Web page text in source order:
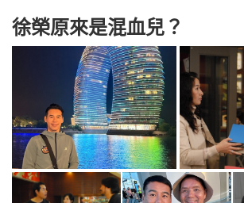
徐榮原來是混血兒？